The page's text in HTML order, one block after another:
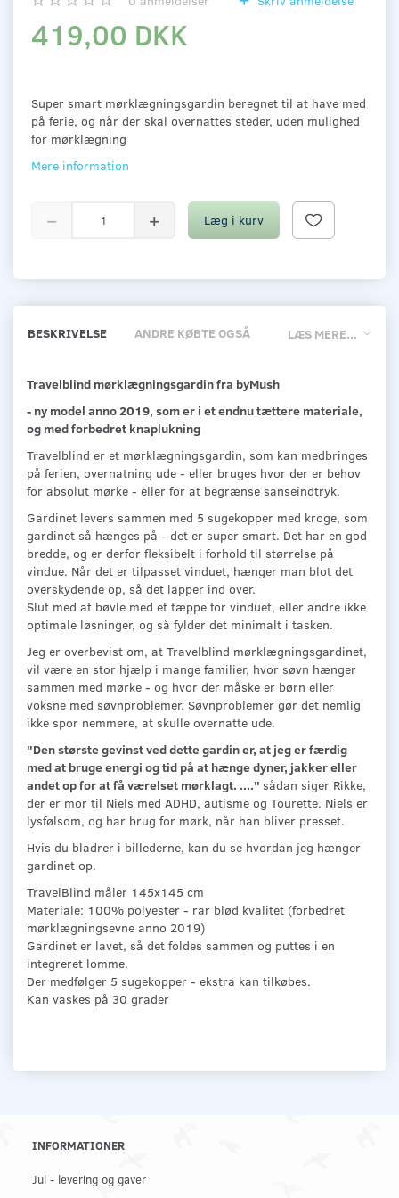
419,00 DKK
Super smart mørklægningsgardin beregnet til at have med
på ferie, og når der skal overnattes steder, uden mulighed
for mørklægning
Mere information
Læg i kurv
LÆS MERE...
BESKRIVELSE ANDRE KØBTE OGSÅ
Travelblind mørklægningsgardin fra byMush
- ny model anno 2019, som er i et endnu tættere materiale,
og med forbedret knaplukning
Travelblind er et mørklægningsgardin, som kan medbringes
på ferien, overnatning ude - eller bruges hvor der er behov
for absolut mørke - eller for at begrænse sanseindtryk.
Gardinet levers sammen med 5 sugekopper med kroge, som
gardinet så hænges på - det er super smart. Det har en god
bredde, og er derfor fleksibelt i forhold til størrelse på
vindue. Når det er tilpasset vinduet, hænger man blot det
overskydende op, så det lapper ind over.
Slut med at bøvle med et tæppe for vinduet, eller andre ikke
optimale løsninger, og så fylder det minimalt i tasken.
Jeg er overbevist om, at Travelblind mørklægningsgardinet,
vil være en stor hjælp i mange familier, hvor søvn hænger
sammen med mørke - og hvor der måske er børn eller
voksne med søvnproblemer. Søvnproblemer gør det nemlig
ikke spor nemmere, at skulle overnatte ude.
"Den største gevinst ved dette gardin er, at jeg er færdig
med at bruge energi og tid på at hænge dyner, jakker eller
andet op for at få værelset mørklagt. ...." sådan siger Rikke,
der er mor til Niels med ADHD, autisme og Tourette. Niels er
lysfølsom, og har brug for mørk, når han bliver presset.
Hvis du bladrer i billederne, kan du se hvordan jeg hænger
gardinet op.
TravelBlind måler 145x145 cm
Materiale: 100% polyester - rar blød kvalitet (forbedret
mørklægningsevne anno 2019)
Gardinet er lavet, så det foldes sammen og puttes i en
integreret lomme.
Der medfølger 5 sugekopper - ekstra kan tilkøbes.
Kan vaskes på 30 grader
INFORMATIONER
Jul - levering og gaver